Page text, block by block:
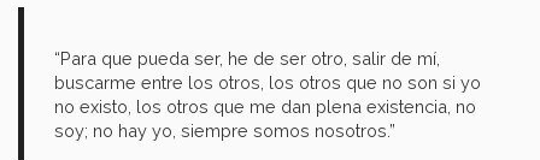
“Para que pueda ser, he de ser otro, salir de mí,
buscarme entre los otros, los otros que no son si yo
no existo, los otros que me dan plena existencia, no
soy; no hay yo, siempre somos nosotros.”